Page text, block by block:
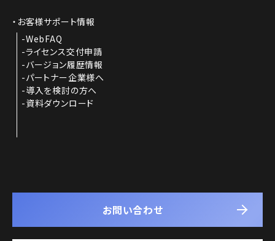
お客様サポート情報
WebFAQ
ライセンス交付申請
バージョン履歴情報
パートナー企業様へ
導入を検討の方へ
資料ダウンロード
お問い合わせ